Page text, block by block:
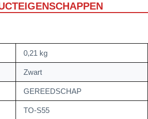
0,21 kg
Zwart
GEREEDSCHAP
TO-S55